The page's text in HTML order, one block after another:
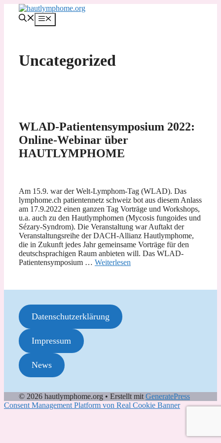
Inhalt
MENÜ
Uncategorized
WLAD-Patientensymposium 2022:
Online-Webinar über
HAUTLYMPHOME
Am 15.9. war der Welt-Lymphom-Tag (WLAD). Das
lymphome.ch patientennetz schweiz bot aus diesem Anlass
am 17.9.2022 einen ganzen Tag Vorträge und Workshops,
u.a. auch zu den Hautlymphomen (Mycosis fungoides und
Sézary-Syndrom). Die Veranstaltung war Auftakt der
Veranstaltungsreihe der DACH-Allianz Hautlymphome,
die in Zukunft jedes Jahr gemeinsame Vorträge für den
deutschsprachigen Raum anbieten will. Das WLAD-
Patientensymposium … Weiterlesen
Datenschutzerklärung
Impressum
News
© 2026 hautlymphome.org • Erstellt mit GeneratePress
Consent Management Platform von Real Cookie Banner